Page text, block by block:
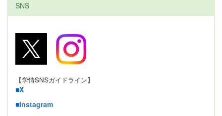
SNS
【学情SNSガイドライン】
■X
■Instagram